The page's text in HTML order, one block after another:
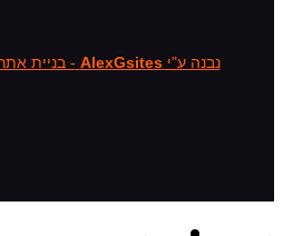
נבנה ע"יAlexGsites - בניית